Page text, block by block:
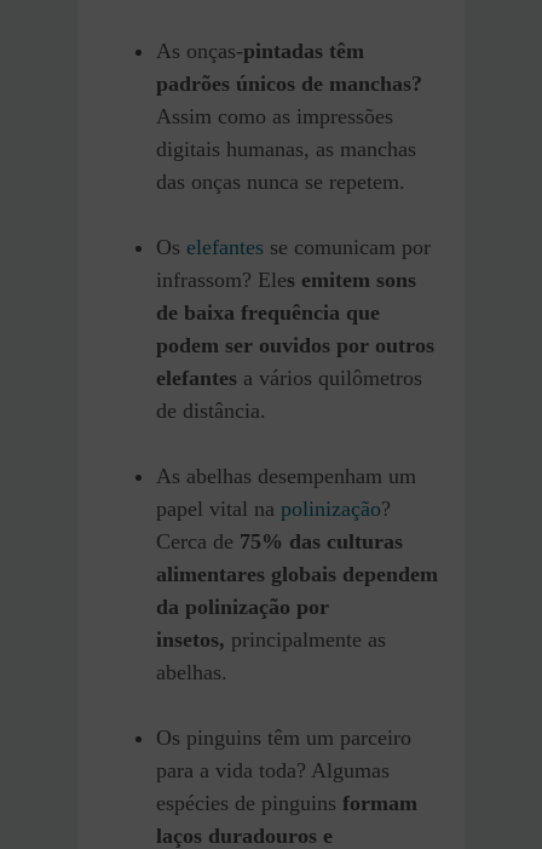
As onças-pintadas têm
padrões únicos de manchas?
Assim como as impressões
digitais humanas, as manchas
das onças nunca se repetem.
Os elefantes se comunicam por
infrassom? Eles emitem sons
de baixa frequência que
podem ser ouvidos por outros
elefantes a vários quilômetros
de distância.
As abelhas desempenham um
papel vital na polinização?
Cerca de 75% das culturas
alimentares globais dependem
da polinização por
insetos, principalmente as
abelhas.
Os pinguins têm um parceiro
para a vida toda? Algumas
espécies de pinguins formam
laços duradouros e